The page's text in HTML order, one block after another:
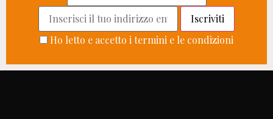
Ho letto e accetto i termini e le condizioni